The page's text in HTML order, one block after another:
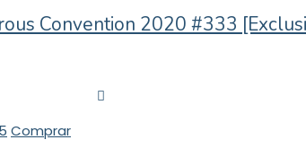
Convention 2020 #333
Comprar